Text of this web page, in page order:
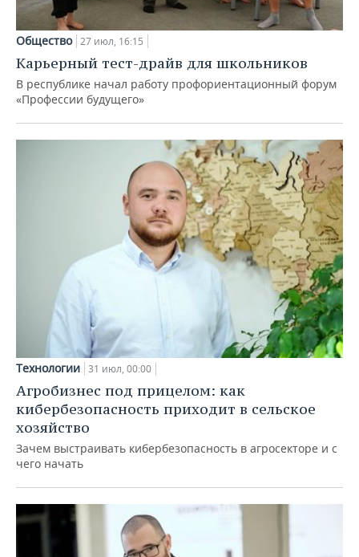
Общество 27 июл, 16:15
Карьерный тест-драйв для школьников
В республике начал работу профориентационный форум
«Профессии будущего»
Технологии 31 июл, 00:00
Агробизнес под прицелом: как
кибербезопасность приходит в сельское
хозяйство
Зачем выстраивать кибербезопасность в агросекторе и с
чего начать